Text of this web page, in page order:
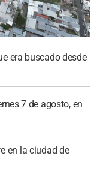
era buscado desde
7 de agosto, en
en la ciudad de